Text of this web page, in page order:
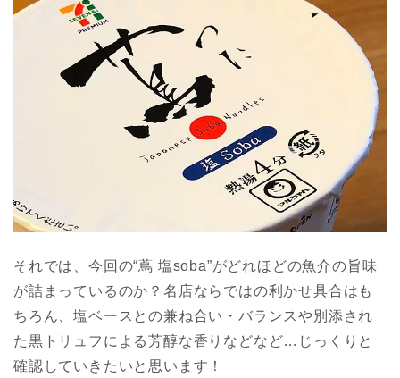
それでは、今回の“蔦 塩soba”がどれほどの魚介の旨味
が詰まっているのか？名店ならではの利かせ具合はも
ちろん、塩ベースとの兼ね合い・バランスや別添され
た黒トリュフによる芳醇な香りなどなど…じっくりと
確認していきたいと思います！